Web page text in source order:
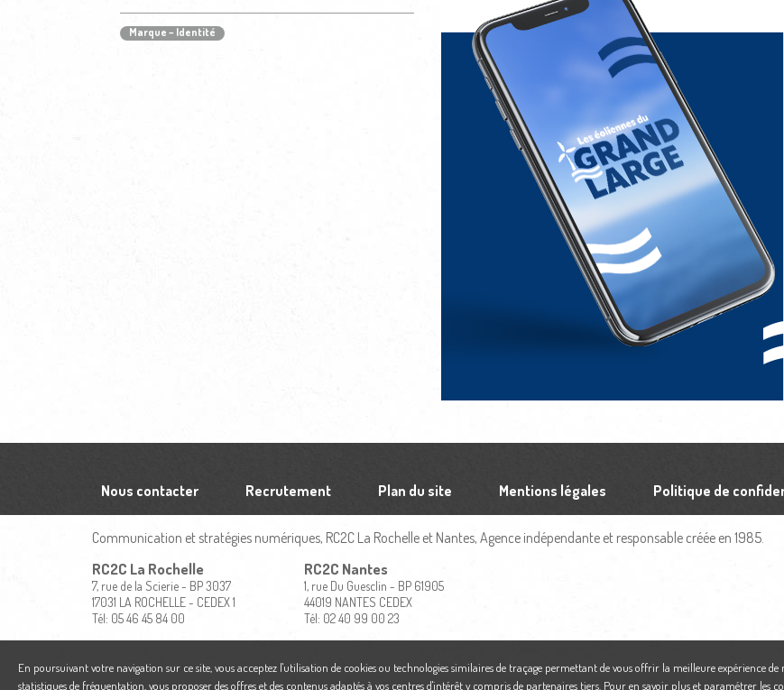
Marque – Identité
Nous contacter Recrutement Plan du site Mentions légales Politique de
Communication et stratégies numériques, RC2C La Rochelle et Nantes, Agence indépendante et responsable créée en 1985.
RC2C La Rochelle
7, rue de la Scierie - BP 3037
17031 LA ROCHELLE - CEDEX 1
Tél: 05 46 45 84 00
RC2C Nantes
1, rue Du Guesclin - BP 61905
44019 NANTES CEDEX
Tél: 02 40 99 00 23
En poursuivant votre navigation sur ce site, vous acceptez l'utilisation de cookies ou technologies similaires de traçage permettant de vous offrir la meilleure expérience de
statistiques de fréquentation, vous proposer des offres et des contenus adaptés à vos centres d'intérêt y compris de partenaires tiers. Pour en savoir plus et paramétrer les